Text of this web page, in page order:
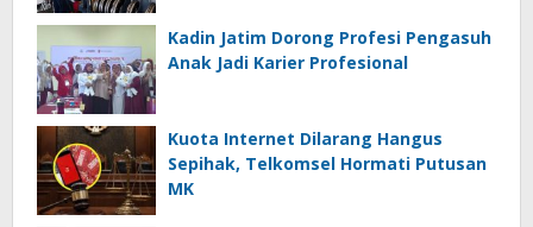
Kadin Jatim Dorong Profesi Pengasuh
Anak Jadi Karier Profesional
Kuota Internet Dilarang Hangus
Sepihak, Telkomsel Hormati Putusan
MK